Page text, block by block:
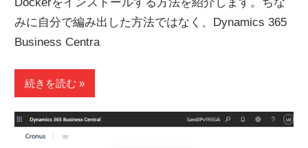
みに自分で編み出した方法ではなく、Dynamics 365
Business Centra
続きを読む